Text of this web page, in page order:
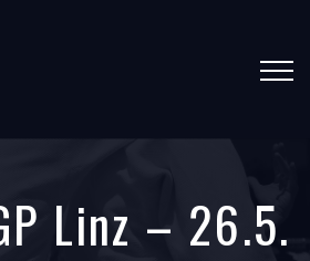
Linz – 26.5.